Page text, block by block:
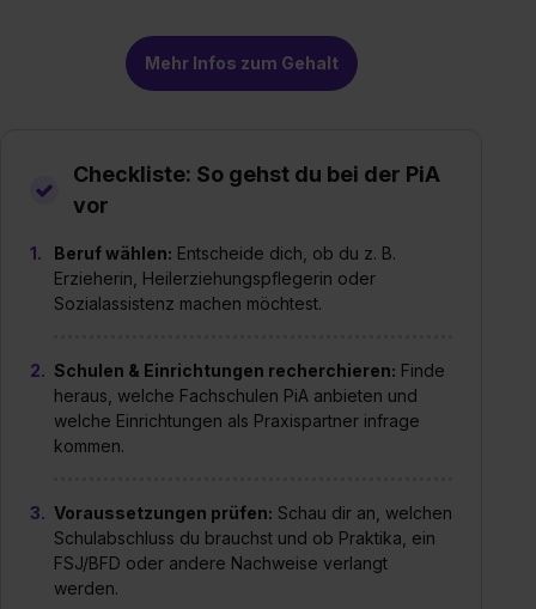
Mehr Infos zum Gehalt
Checkliste: So gehst du bei der PiA
vor
Beruf wählen: Entscheide dich, ob du z. B.
Erzieherin, Heilerziehungspflegerin oder
Sozialassistenz machen möchtest.
Schulen & Einrichtungen recherchieren: Finde
heraus, welche Fachschulen PiA anbieten und
welche Einrichtungen als Praxispartner infrage
kommen.
Voraussetzungen prüfen: Schau dir an, welchen
Schulabschluss du brauchst und ob Praktika, ein
FSJ/BFD oder andere Nachweise verlangt
werden.